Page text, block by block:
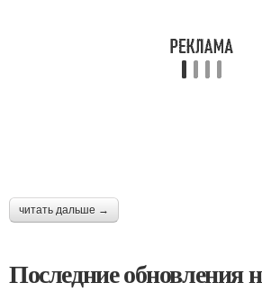
читать дальше →
Последние обновления